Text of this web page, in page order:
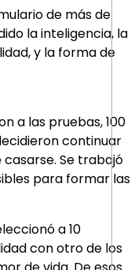
de más de
la inteligencia, la
y la forma de
a las pruebas, 100
continuar
Se trabajó
para formar las
a 10
con otro de los